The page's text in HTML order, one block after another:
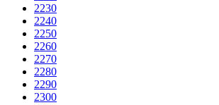
2230
2240
2250
2260
2270
2280
2290
2300